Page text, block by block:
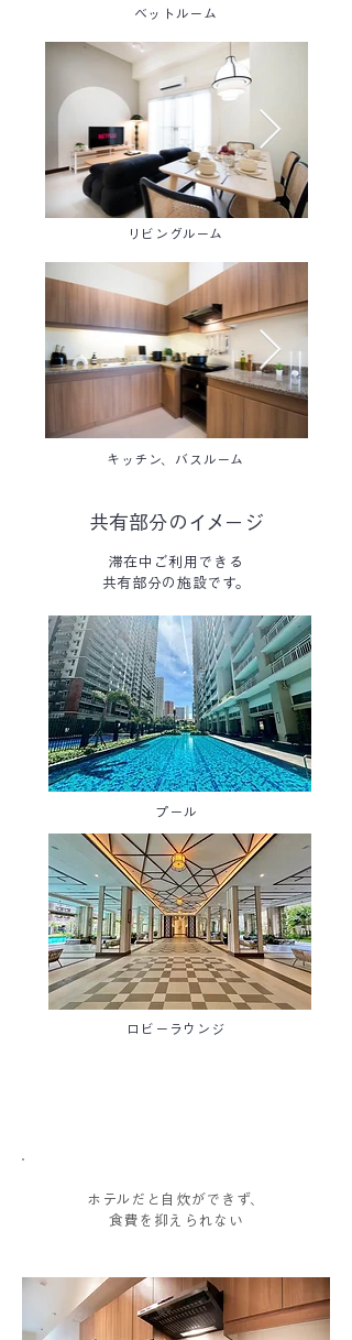
ベットルーム
リビングルーム
キッチン、バスルーム
共有部分のイメージ
滞在中ご利用できる
共有部分の施設です。
プール
ロビーラウンジ
ホテルだと自炊ができず、
食費を抑えられない